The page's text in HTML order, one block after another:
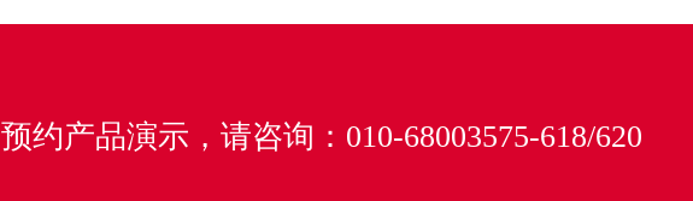
预约产品演示，请咨询：010-68003575-618/620